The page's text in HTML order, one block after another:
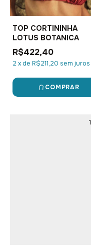
TOP CORTININHA
LOTUS BOTANICA
R$422,40
2 xde R$211,20 sem juros
COMPRAR
1